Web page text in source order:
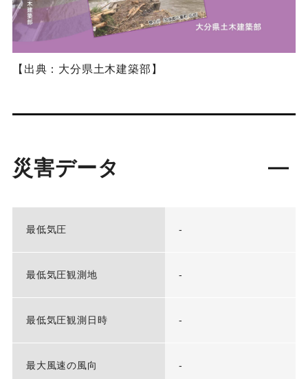
【出典：大分県土木建築部】
災害データ
最低気圧 -
最低気圧観測地 -
最低気圧観測日時 -
最大風速の風向 -